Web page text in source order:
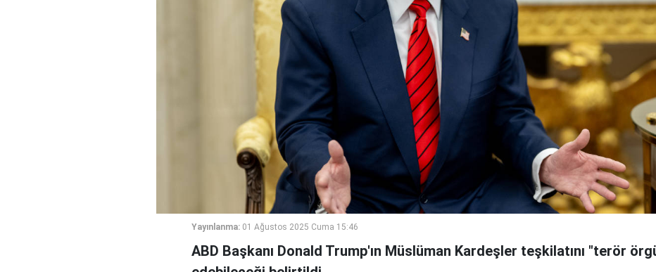
Yayınlanma: 01 Ağustos 2025 Cuma 15:46
ABD Başkanı Donald Trump'ın Müslüman Kardeşler teşkilatını "terör